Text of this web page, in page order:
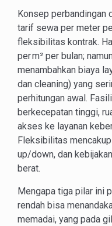
Konsep perbandingan
tarif sewa per meter
fleksibilitas kontrak.
per m² per bulan;
menambahkan biaya
dan cleaning) yang
perhitungan awal.
berkecepatan tinggi,
akses ke layanan
Fleksibilitas
up/down, dan
berat.
Mengapa tiga pilar ini
rendah bisa
memadai, yang pada